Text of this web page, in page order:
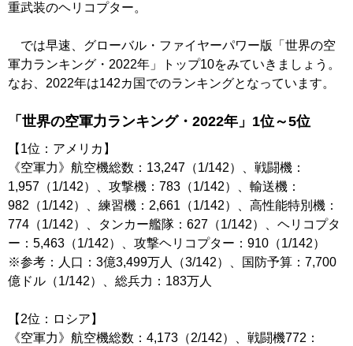
重武装のヘリコプター。
では早速、グローバル・ファイヤーパワー版「世界の空
軍力ランキング・2022年」トップ10をみていきましょう。
なお、2022年は142カ国でのランキングとなっています。
「世界の空軍力ランキング・2022年」1位～5位
【1位：アメリカ】
《空軍力》航空機総数：13,247（1/142）、戦闘機：
1,957（1/142）、攻撃機：783（1/142）、輸送機：
982（1/142）、練習機：2,661（1/142）、高性能特別機：
774（1/142）、タンカー艦隊：627（1/142）、ヘリコプタ
ー：5,463（1/142）、攻撃ヘリコプター：910（1/142）
※参考：人口：3億3,499万人（3/142）、国防予算：7,700
億ドル（1/142）、総兵力：183万人
【2位：ロシア】
《空軍力》航空機総数：4,173（2/142）、戦闘機772：